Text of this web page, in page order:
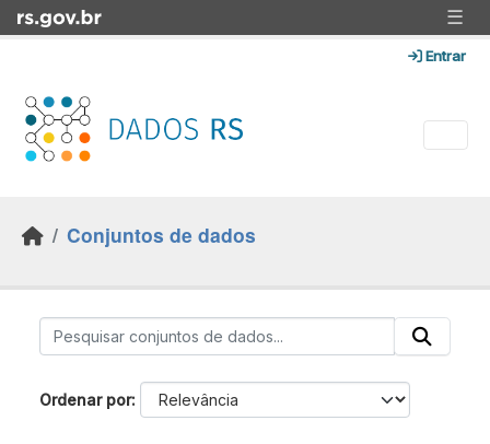
Skip to main content ☰
Entrar
Conjuntos de dados
Ordenar por